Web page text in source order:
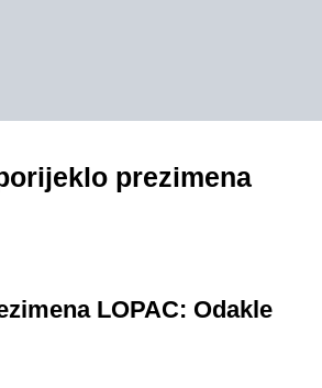
prezimena
LOPAC: Odakle